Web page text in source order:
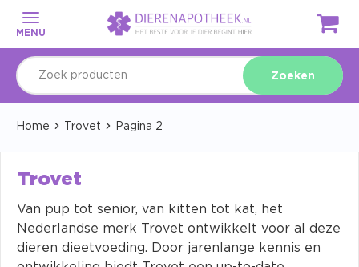
MENU
Zoeken
Home Trovet Pagina 2
Trovet
Van pup tot senior, van kitten tot kat, het
Nederlandse merk Trovet ontwikkelt voor al deze
dieren dieetvoeding. Door jarenlange kennis en